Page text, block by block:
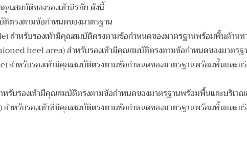
ณสมบัติของรองเท้านิรภัย ดังนี้
ติตรงตามข้อกำหนดของมาตรฐาน
สำหรับรองเท้ามีคุณสมบัติตรงตามข้อกำหนดของมาตรฐานพร้อมพื้นต้านท
heel area) สำหรับรองเท้ามีคุณสมบัติตรงตามข้อกำหนดของมาตร
ำหรับรองเท้ามีคุณสมบัติตรงตามข้อกำหนดของมาตรฐานพร้อมพื้นและบ
บรองเท้ามีคุณสมบัติตรงตามข้อกำหนดของมาตรฐานพร้อมพื้นและบริเว
หรับรองเท้าที่มีคุณสมบัติตรงตามข้อกำหนดของมาตรฐานพร้อมพื้นและ